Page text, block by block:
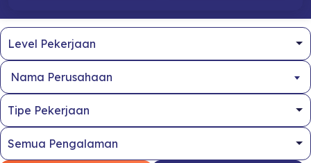
Nama Perusahaan